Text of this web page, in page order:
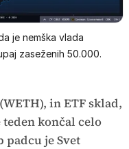
je nemška vlada
zaseženih 50.000.
in ETF sklad,
končal celo
je Svet